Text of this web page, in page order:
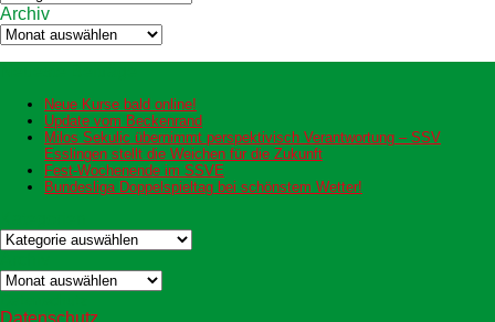
nach
Thema
Archiv
Archiv
Neue Kurse bald online!
Update vom Beckenrand
Milos Sekulic übernimmt perspektivisch Verantwortung – SSV
Esslingen stellt die Weichen für die Zukunft
Fest-Wochenende im SSVE
Bundesliga Doppelspieltag bei schönstem Wetter!
Kategorien
Archiv
Datenschutz